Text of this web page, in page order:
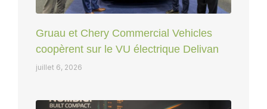
Gruau et Chery Commercial Vehicles
coopèrent sur le VU électrique Delivan
juillet 6, 2026